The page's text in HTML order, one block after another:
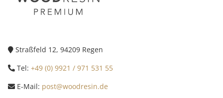
Straßfeld 12, 94209 Regen
Tel: +49 (0) 9921 / 971 531 55
E-Mail: post@woodresin.de